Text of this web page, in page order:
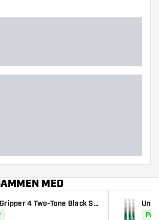
MED
4 Two-Tone Black Sk
På